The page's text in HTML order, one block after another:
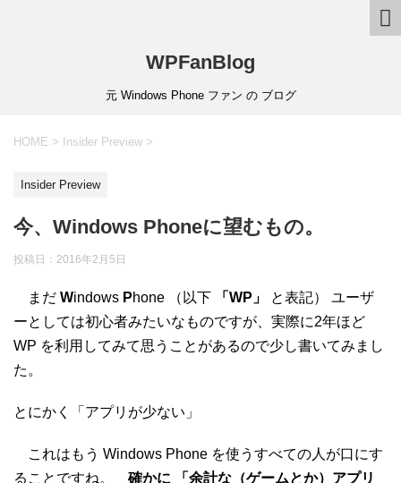
WPFanBlog
元 Windows Phone ファン の ブログ
HOME > Insider Preview >
Insider Preview
今、Windows Phoneに望むもの。
投稿日： 2016年2月5日
まだ Windows Phone （以下 「WP」
と表記） ユーザ
ーとしては初心者みたいなものですが、実際に2年ほど
WP を利用してみて思うことがあるので少し書いてみまし
た。
とにかく「アプリが少ない」
これはもう Windows Phone を使うすべての人が口にす
ることですね。 確かに 「余計な（ゲームとか）アプリ